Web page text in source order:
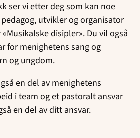
ser vi etter deg som kan noe
utvikler og organisator
disipler». Du vil også
for menighetens sang og
og ungdom.
en del av menighetens
i team og et pastoralt ansvar
en del av ditt ansvar.